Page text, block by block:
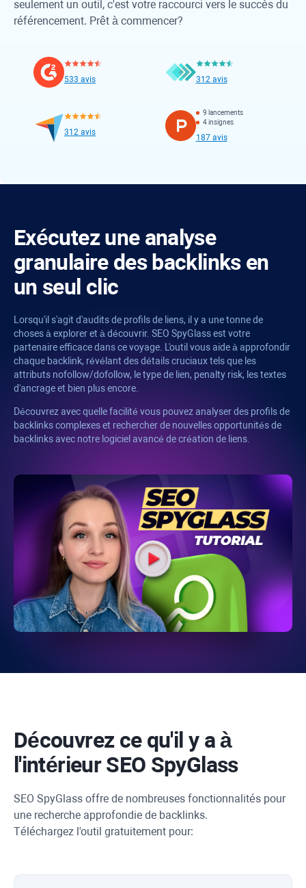
seulement un outil, c'est votre raccourci vers le succès du
référencement. Prêt à commencer?
533 avis 312 avis
312 avis
9 lancements
4 insignes
187 avis
Exécutez une analyse
granulaire des backlinks en
un seul clic
Lorsqu'il s'agit d'audits de profils de liens, il y a une tonne de
choses à explorer et à découvrir. SEO SpyGlassest votre
partenaire efficace dans ce voyage. L'outil vous aide à approfondir
chaque backlink, révélant des détails cruciaux tels que les
attributs nofollow/dofollow, le type de lien, penalty risk, les textes
d'ancrage et bien plus encore.
Découvrez avec quelle facilité vous pouvez analyser des profils de
backlinks complexes et rechercher de nouvelles opportunités de
backlinks avec notre logiciel avancé de création de liens.
Découvrez ce qu'il y a à
l'intérieurSEO SpyGlass
SEO SpyGlass offre de nombreuses fonctionnalités pour
une recherche approfondie de backlinks.
Téléchargez l'outil gratuitement pour: